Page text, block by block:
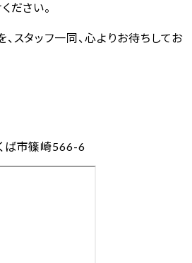
ださい。
スタッフ一同、心よりお待ちしてお
ば市篠崎566-6